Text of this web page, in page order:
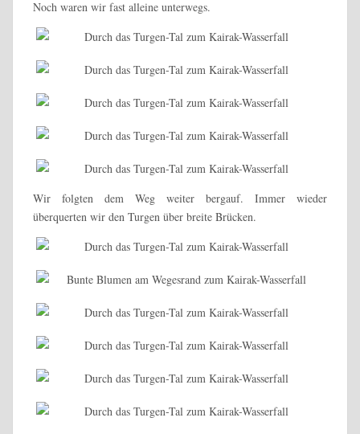
Noch waren wir fast alleine unterwegs.
Wir folgten dem Weg weiter bergauf. Immer wieder
überquerten wir den Turgen über breite Brücken.